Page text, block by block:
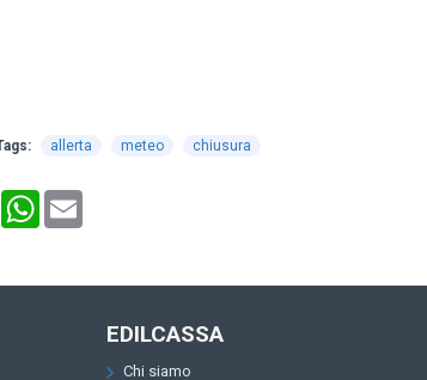
allerta meteo chiusura
WhatsApp
Email
EDILCASSA
Chi siamo